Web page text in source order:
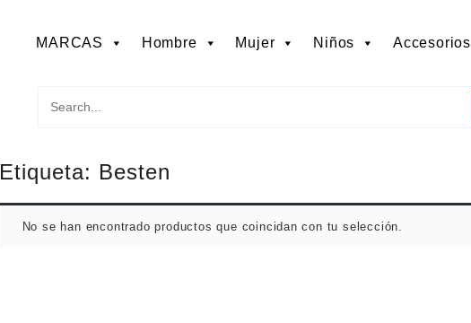
MARCAS Hombre Mujer Niños Accesorios
Etiqueta: Besten
No se han encontrado productos que coincidan con tu selección.